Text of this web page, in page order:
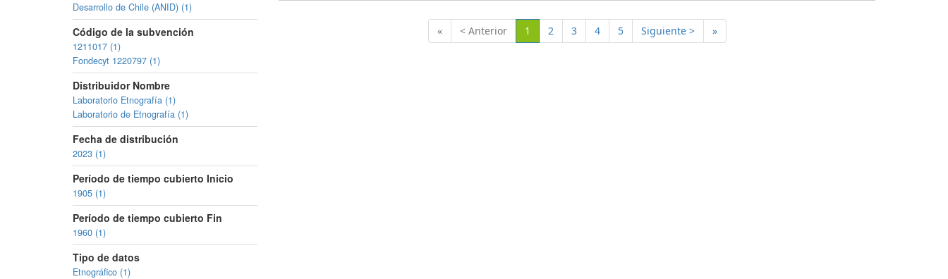
Desarrollo de Chile (ANID) (1)
Código de la subvención
1211017 (1)
Fondecyt 1220797 (1)
Distribuidor Nombre
Laboratorio Etnografía (1)
Laboratorio de Etnografía (1)
Fecha de distribución
2023 (1)
Período de tiempo cubierto Inicio
1905 (1)
Período de tiempo cubierto Fin
1960 (1)
Tipo de datos
Etnográfico (1)
« < Anterior 1 (Actual)
2 3 4 5 Siguiente > »